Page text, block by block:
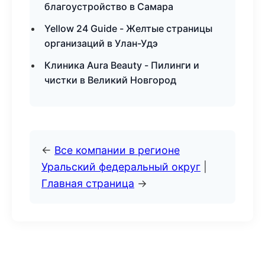
благоустройство в Самара
Yellow 24 Guide - Желтые страницы
организаций в Улан-Удэ
Клиника Aura Beauty - Пилинги и
чистки в Великий Новгород
← Все компании в регионе
Уральский федеральный округ
Главная страница →